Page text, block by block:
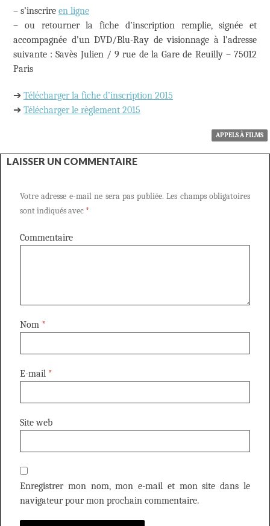
– s’inscrire en ligne
– ou retourner la fiche d’inscription remplie, signée et
accompagnée d’un DVD/Blu-Ray de visionnage à l’adresse
suivante : Savès Julien / 9 rue de la Gare de Reuilly – 75012
Paris
➔ Télécharger la fiche d’inscription 2015
➔ Télécharger le règlement 2015
APPELS À FILMS
LAISSER UN COMMENTAIRE
Votre adresse e-mail ne sera pas publiée. Les champs obligatoires
sont indiqués avec *
Commentaire
Nom *
E-mail *
Site web
Enregistrer mon nom, mon e-mail et mon site dans le
navigateur pour mon prochain commentaire.